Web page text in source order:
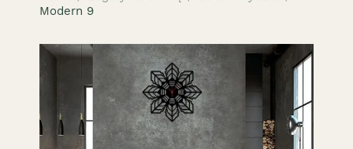
Modern 9